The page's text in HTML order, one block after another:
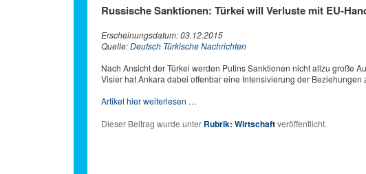
Russische Sanktionen: Türkei will Verluste mit EU-
Erscheinungsdatum: 03.12.2015
Quelle:Deutsch Türkische Nachrichten
Nach Ansicht der Türkei werden Putins Sanktionen nicht allzu große
Visier hat Ankara dabei offenbar eine Intensivierung der Beziehungen
Artikel hier weiterlesen …
Dieser Beitrag wurde unter Rubrik: Wirtschaftveröffentlicht.